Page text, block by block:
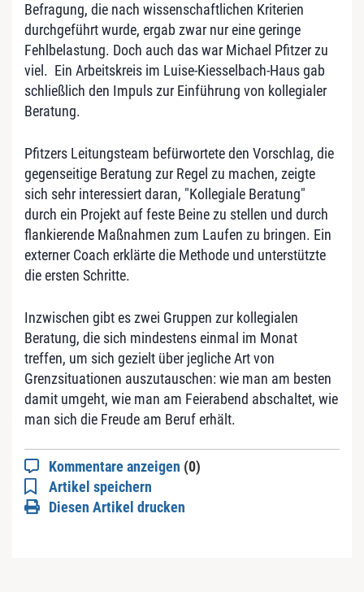
Befragung, die nach wissenschaftlichen Kriterien
durchgeführt wurde, ergab zwar nur eine geringe
Fehlbelastung. Doch auch das war Michael Pfitzer zu
viel. Ein Arbeitskreis im Luise-Kiesselbach-Haus gab
schließlich den Impuls zur Einführung von kollegialer
Beratung.
Pfitzers Leitungsteam befürwortete den Vorschlag, die
gegenseitige Beratung zur Regel zu machen, zeigte
sich sehr interessiert daran, "Kollegiale Beratung"
durch ein Projekt auf feste Beine zu stellen und durch
flankierende Maßnahmen zum Laufen zu bringen. Ein
externer Coach erklärte die Methode und unterstützte
die ersten Schritte.
Inzwischen gibt es zwei Gruppen zur kollegialen
Beratung, die sich mindestens einmal im Monat
treffen, um sich gezielt über jegliche Art von
Grenzsituationen auszutauschen: wie man am besten
damit umgeht, wie man am Feierabend abschaltet, wie
man sich die Freude am Beruf erhält.
Kommentare anzeigen (0)
Artikel speichern
Diesen Artikel drucken